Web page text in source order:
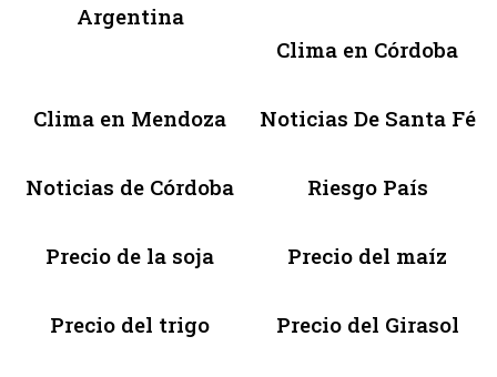
Argentina
Clima en Córdoba
Clima en Mendoza Noticias De Santa Fé
Noticias de Córdoba Riesgo País
Precio de la soja Precio del maíz
Precio del trigo Precio del Girasol